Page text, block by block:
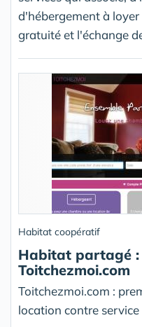
d'hébergement à
gratuité et l'échange
Habitat coopératif
Habitat partagé :
Toitchezmoi.com
Toitchezmoi.com :
location contre service